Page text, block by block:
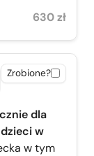
630 zł
Zrobione?
dla
dzieci w
w tym